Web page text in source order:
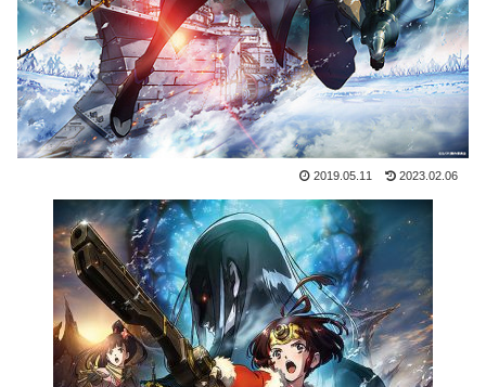
2019.05.11 2023.02.06